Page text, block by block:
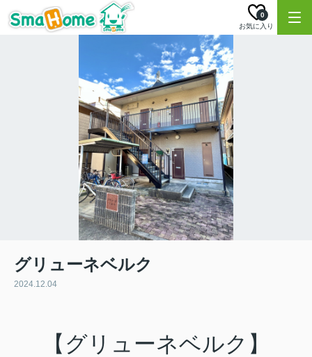
お気に入り
0
グリューネベルク
2024.12.04
【グリューネベルク】